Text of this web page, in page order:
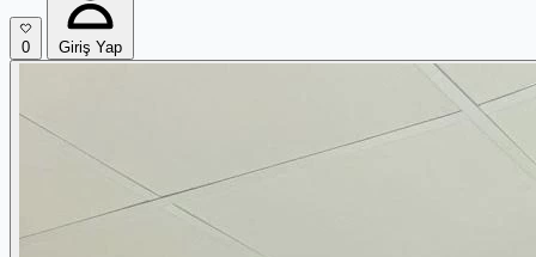
0 Giriş Yap